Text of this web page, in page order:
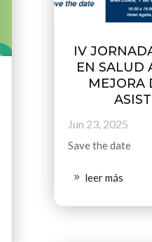
IV
EN SALUD
MEJORA
Jun 23, 2025
Save the date
leer más